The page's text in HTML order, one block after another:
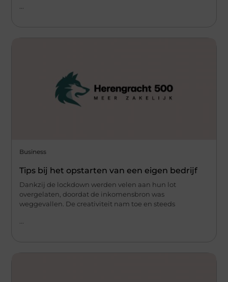
...
Business
Tips bij het opstarten van een eigen bedrijf
Dankzij de lockdown werden velen aan hun lot
overgelaten, doordat de inkomensbron was
weggevallen. De creativiteit nam toe en steeds